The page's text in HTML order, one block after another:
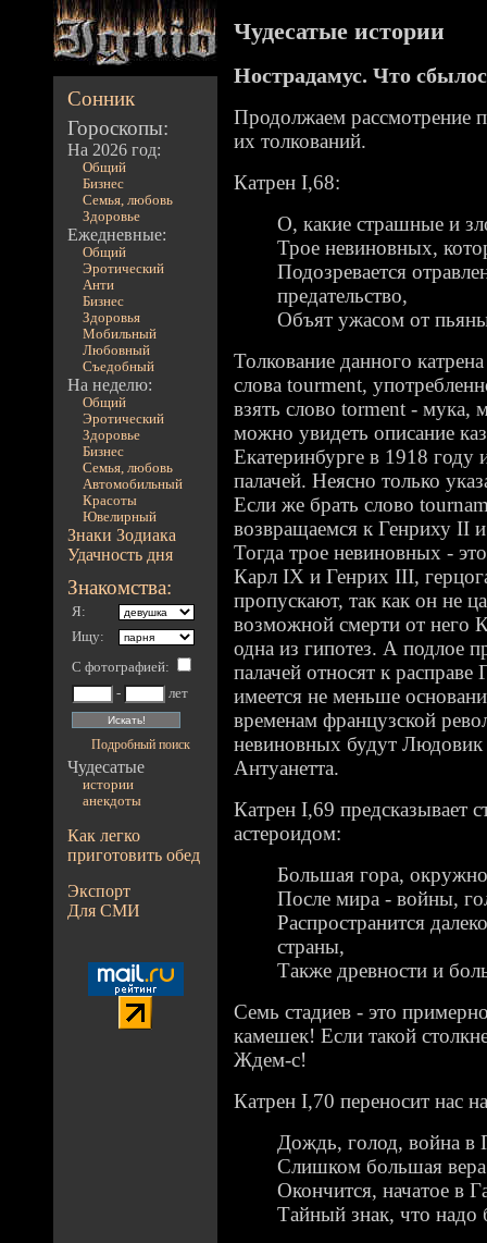
Сонник
Гороскопы:
На 2026 год:
Общий
Бизнес
Семья, любовь
Здоровье
Ежедневные:
Общий
Эротический
Анти
Бизнес
Здоровья
Мобильный
Любовный
Съедобный
На неделю:
Общий
Эротический
Здоровье
Бизнес
Семья, любовь
Автомобильный
Красоты
Ювелирный
Знаки Зодиака
Удачность дня
Знакомства:
Я:
Ищу:
С фотографией:
-
лет
Подробный поиск
Чудесатые
истории
анекдоты
Как легко
приготовить обед
Экспорт
Для СМИ
Чудесатые истории
Нострадамус. Что
Продолжаем рассмотрение
их толкований.
Катрен I,68:
О, какие страшные и
Трое невиновных,
Подозревается
предательство,
Объят ужасом от
Толкование данного
слова tourment,
взять слово torment - мука,
можно увидеть описание
Екатеринбурге в 1918 году
палачей. Неясно только
Если же брать слово
возвращаемся к Генриху II
Тогда трое невиновных -
Карл IX и Генрих III,
пропускают, так как он не
возможной смерти от него
одна из гипотез. А подлое
палачей относят к
имеется не меньше
временам французской
невиновных будут
Антуанетта.
Катрен I,69 предсказывает
астероидом:
Большая гора,
После мира - войны,
Распространится
страны,
Также древности и
Семь стадиев - это
камешек! Если такой
Ждем-с!
Катрен I,70 переносит нас
Дождь, голод, война в
Слишком большая вера
Окончится, начатое в
Тайный знак, что надо